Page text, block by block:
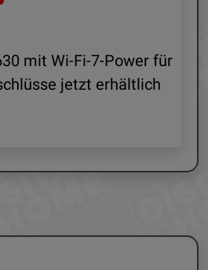
mit Wi-Fi-7-Power für
jetzt erhältlich